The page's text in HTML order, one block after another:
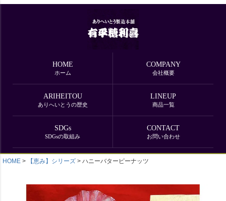
HOME
ホーム
COMPANY
会社概要
ARIHEITOU
ありへいとうの歴史
LINEUP
商品一覧
SDGs
SDGsの取組み
CONTACT
お問い合わせ
HOME 【恵み】シリーズ ハニーバターピーナッツ